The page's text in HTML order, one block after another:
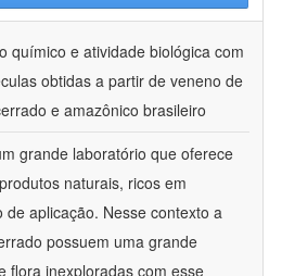
químico e atividade biológica com
obtidas a partir de veneno de
e amazônico brasileiro
grande laboratório que oferece
naturais, ricos em
aplicação. Nesse contexto a
possuem uma grande
flora inexploradas com esse